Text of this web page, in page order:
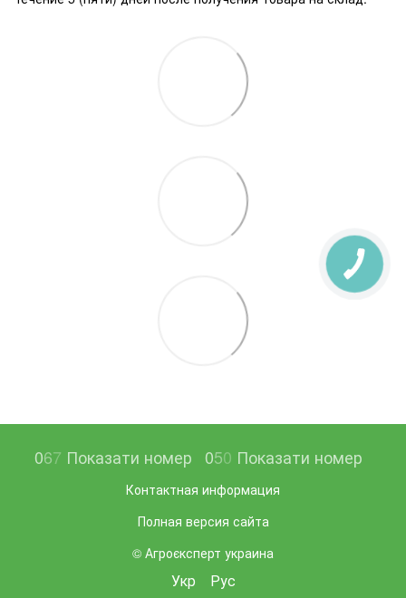
067 Показати номер 050 Показати номер
Контактная информация
Полная версия сайта
© Агроєксперт украина
Укр Рус